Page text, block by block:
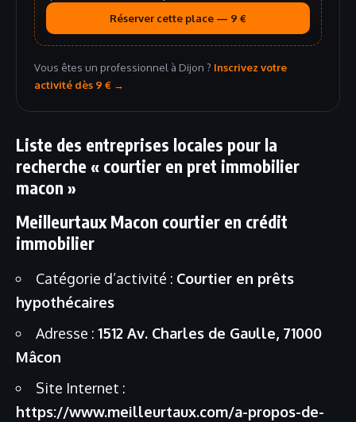
Réserver cette place — 9 €
Vous êtes un professionnel à Dijon ? Inscrivez votre
activité dès 9 € →
Liste des entreprises locales pour la
recherche « courtier en pret immobilier
macon »
Meilleurtaux Macon courtier en crédit
immobilier
Catégorie d’activité : Courtier en prêts
hypothécaires
Adresse : 1512 Av. Charles de Gaulle, 71000
Mâcon
Site Internet :
https://www.meilleurtaux.com/a-propos-de-